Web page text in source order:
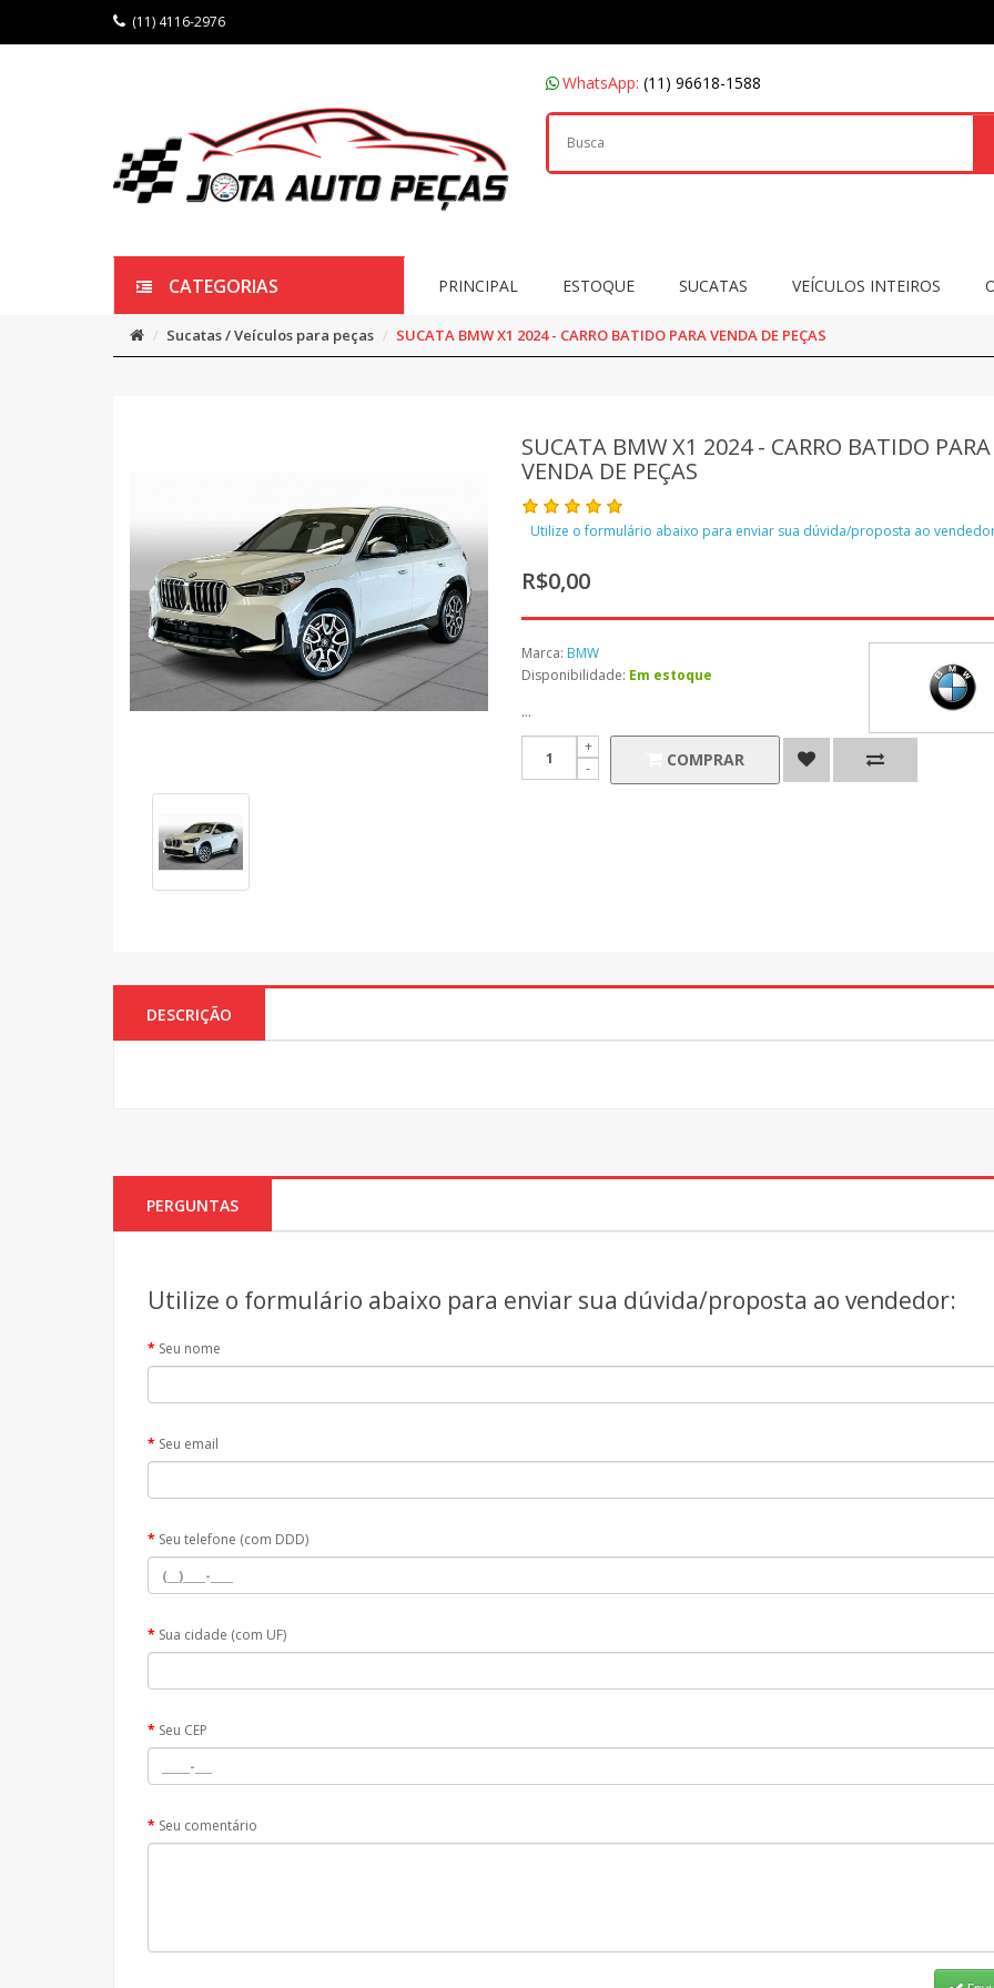
(11) 4116-2976
WhatsApp: (11) 96618-1588
CATEGORIAS PRINCIPAL ESTOQUE SUCATAS VEÍCULOS INTEIROS
Sucatas / Veículos para peças SUCATA BMW X1 2024 - CARRO BATIDO PARA VENDA DE PEÇAS
SUCATA BMW X1 2024 - CARRO BATIDO PARA
VENDA DE PEÇAS
Utilize o formulário abaixo para enviar sua dúvida/proposta ao
R$0,00
Marca: BMW
Disponibilidade: Em estoque
...
COMPRAR
DESCRIÇÃO
PERGUNTAS
Utilize o formulário abaixo para enviar sua dúvida/proposta ao vendedor:
Seu nome
Seu email
Seu telefone (com DDD)
Sua cidade (com UF)
Seu CEP
Seu comentário